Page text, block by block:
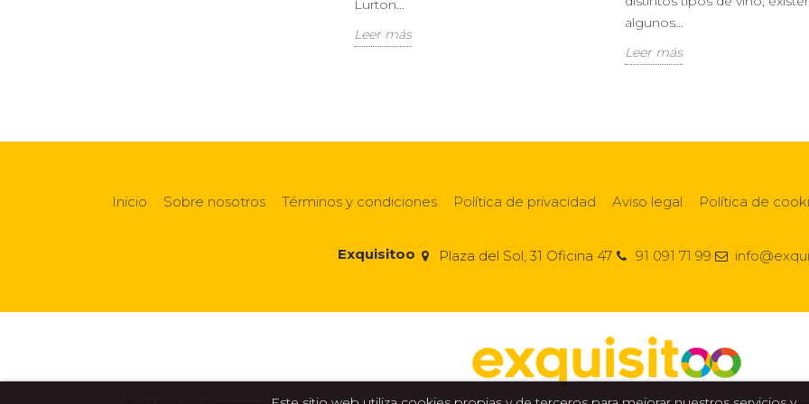
Lurton...
Leer más
algunos...
Leer más
Inicio Sobre nosotros Términos y condiciones Política de privacidad Aviso legal Política de
Exquisitoo Plaza del Sol, 31 Oficina 47 91 091 71 99